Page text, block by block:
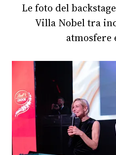
Le foto del
Villa Nobel tra
atmosfere